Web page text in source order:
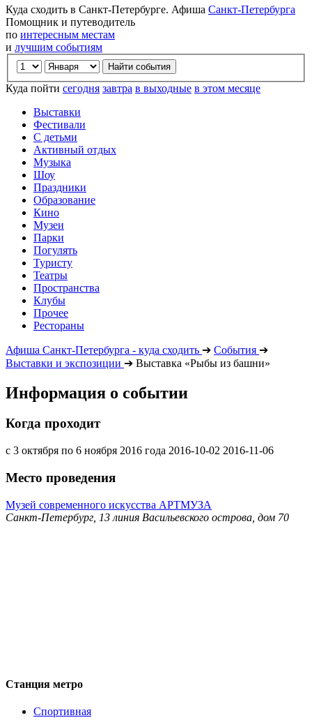
Куда сходить в Санкт-Петербурге. Афиша Санкт-Петербурга
Помощник и путеводитель
по интересным местам
и лучшим событиям
Куда пойти сегодня завтра в выходные в этом месяце
Выставки
Фестивали
С детьми
Активный отдых
Музыка
Шоу
Праздники
Образование
Кино
Музеи
Парки
Погулять
Туристу
Театры
Пространства
Клубы
Прочее
Рестораны
Афиша Санкт-Петербурга - куда сходить ➔ События ➔
Выставки и экспозиции ➔ Выставка «Рыбы из башни»
Информация о событии
Когда проходит
с 3 октября по 6 ноября 2016 года 2016-10-02 2016-11-06
Место проведения
Музей современного искусства АРТМУЗА
Санкт-Петербург, 13 линия Васильевского острова, дом 70
Станция метро
Спортивная